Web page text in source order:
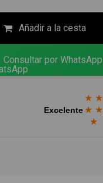
Añadir a la cesta
Consultar por WhatsApp
Excelente
★ ★
★ ★
★